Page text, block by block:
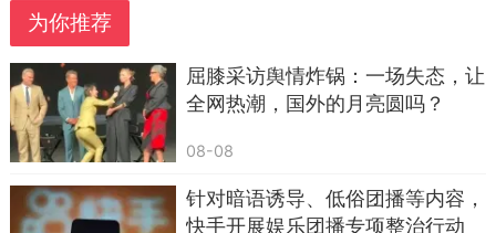
再瞅瞅那些咱们辽沈地区的明星主持人，康
为你推荐
屈膝采访舆情炸锅：一场失态，让
全网热潮，国外的月亮圆吗？
08-08
针对暗语诱导、低俗团播等内容，
快手开展娱乐团播专项整治行动